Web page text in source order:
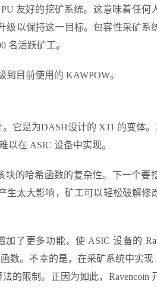
友好的挖矿系统。这意味着任何
级以保持这一目标。包容性采矿系
名活跃矿工。
目前使用的 KAWPOW。
。它是为DASH设计的 X11 的变体
以在 ASIC 设备中实现。
的哈希函数的复杂性。下一个要
生太大影响，矿工可以轻松破解修
了更多功能，使 ASIC 设备的
数。不幸的是，在采矿系统中实
的限制。正因为如此，Ravencoin